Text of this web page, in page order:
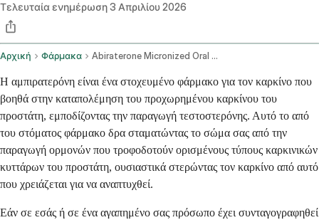
Τελευταία ενημέρωση3 Απριλίου 2026
Αρχική Φάρμακα Abiraterone Micronized Oral Route
Η αμπιρατερόνη είναι ένα στοχευμένο φάρμακο για τον καρκίνο που
βοηθά στην καταπολέμηση του προχωρημένου καρκίνου του
προστάτη, εμποδίζοντας την παραγωγή τεστοστερόνης. Αυτό το από
του στόματος φάρμακο δρα σταματώντας το σώμα σας από την
παραγωγή ορμονών που τροφοδοτούν ορισμένους τύπους καρκινικών
κυττάρων του προστάτη, ουσιαστικά στερώντας τον καρκίνο από αυτό
που χρειάζεται για να αναπτυχθεί.
Εάν σε εσάς ή σε ένα αγαπημένο σας πρόσωπο έχει συνταγογραφηθεί